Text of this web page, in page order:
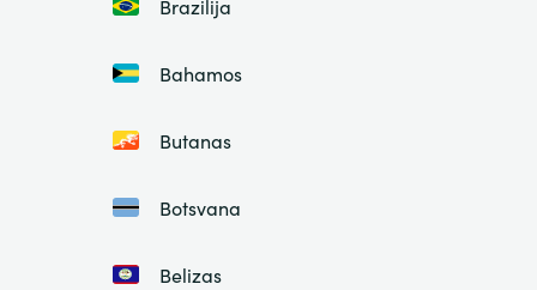
Brazilija
Bahamos
Butanas
Botsvana
Belizas